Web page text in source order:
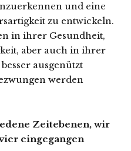
und eine
zu entwickeln.
in ihrer Gesundheit,
aber auch in ihrer
ausgenützt
werden
Zeitebenen, wir
eingegangen